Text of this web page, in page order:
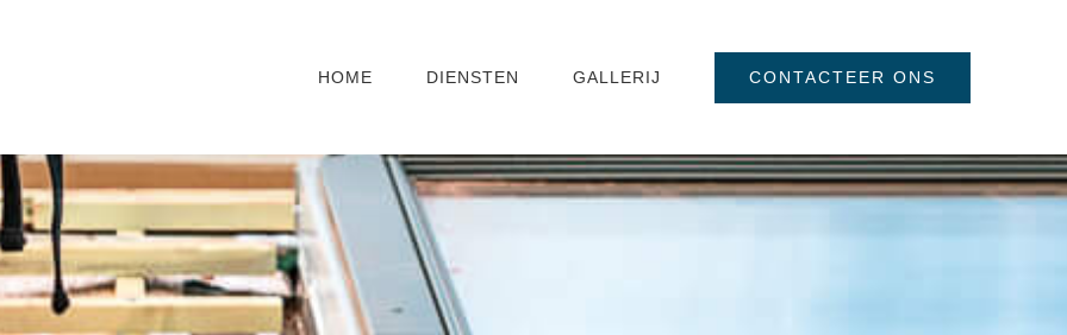
HOME DIENSTEN GALLERIJ CONTACTEER ONS